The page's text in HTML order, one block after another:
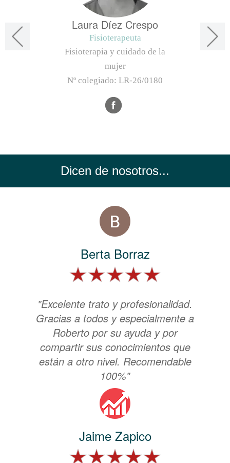
Laura Díez Crespo
Fisioterapeuta
Fisioterapia y cuidado de la
mujer
Nº colegiado: LR-26/0180
Dicen de nosotros...
Berta Borraz
"Excelente trato y profesionalidad.
Gracias a todos y especialmente a
Roberto por su ayuda y por
compartir sus conocimientos que
están a otro nivel. Recomendable
100%"
Jaime Zapico